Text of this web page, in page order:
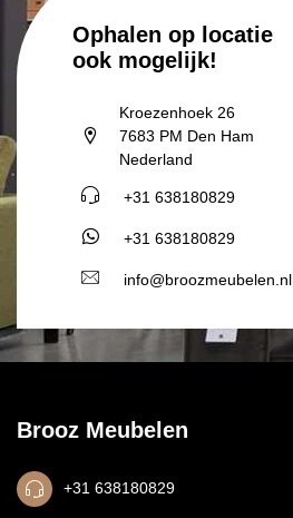
Ophalen op locatie
ook mogelijk!
Kroezenhoek 26
7683 PM Den Ham
Nederland
+31 638180829
+31 638180829
info@broozmeubelen.nl
Brooz Meubelen
+31 638180829